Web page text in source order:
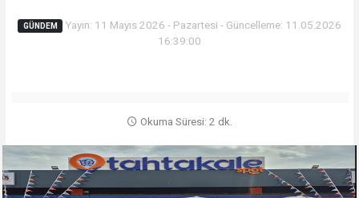
GÜNDEM
Yayın: 11 Mayıs 2026 - Pazartesi - Güncelleme: 11.05.2026
16:39:00
Okuma Süresi: 2 dk.